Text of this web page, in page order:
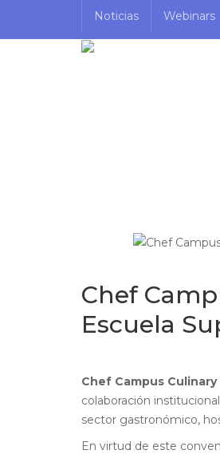
Noticias Webinars
Chef
Escuela
Chef Campus
colaboración
sector gastronómico,
En virtud de este